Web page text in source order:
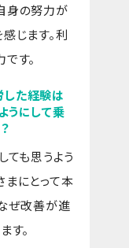
身の努力が
じます。利
す。
した経験は
うにして乗
ても思うよう
まにとって本
ぜ改善が進
す。